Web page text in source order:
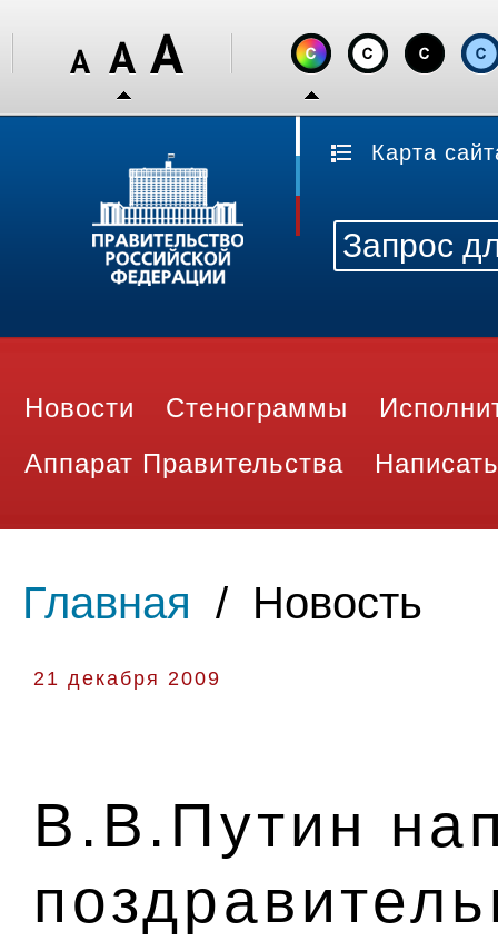
Карта
Новости Стенограммы
Аппарат Правительства
Главная / Новость
21 декабря 2009
В.В.Путин